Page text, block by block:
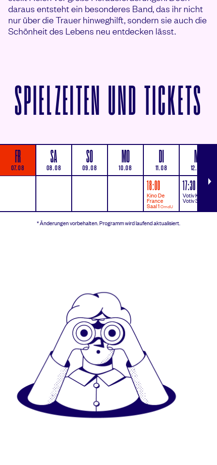
daraus entsteht ein besonderes Band, das ihr nicht
nur über die Trauer hinweghilft, sondern sie auch die
Schönheit des Lebens neu entdecken lässt.
SPIELZEITEN UND TICKETS
FR
07.08
SA
08.08
SO
09.08
MO
10.08
DI
11.08
MI
12.08
18:00
Kino De
France
Saal 1OmdU
17:30
Votiv Kino
Votiv 3
weitere Tage
* Änderungen vorbehalten.Programm wird laufend aktualisiert.